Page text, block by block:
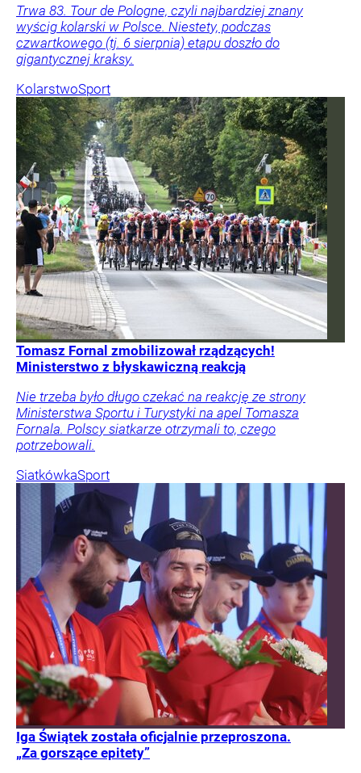
Trwa 83. Tour de Pologne, czyli najbardziej znany
wyścig kolarski w Polsce. Niestety, podczas
czwartkowego (tj. 6 sierpnia) etapu doszło do
gigantycznej kraksy.
KolarstwoSport
Tomasz Fornal zmobilizował rządzących!
Ministerstwo z błyskawiczną reakcją
Nie trzeba było długo czekać na reakcję ze strony
Ministerstwa Sportu i Turystyki na apel Tomasza
Fornala. Polscy siatkarze otrzymali to, czego
potrzebowali.
SiatkówkaSport
Iga Świątek została oficjalnie przeproszona.
„Za gorszące epitety”